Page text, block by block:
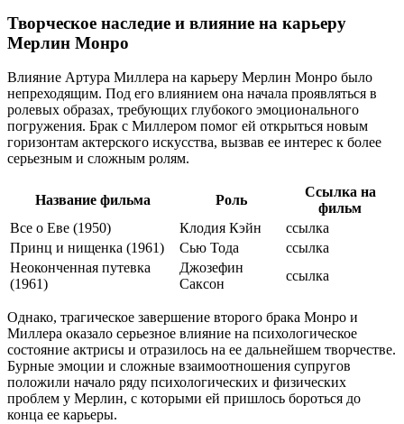
Творческое наследие и влияние на карьеру
Мерлин Монро
Влияние Артура Миллера на карьеру Мерлин Монро было
непреходящим. Под его влиянием она начала проявляться в
ролевых образах, требующих глубокого эмоционального
погружения. Брак с Миллером помог ей открыться новым
горизонтам актерского искусства, вызвав ее интерес к более
серьезным и сложным ролям.
Название фильма Роль
Ссылка на
фильм
Все о Еве (1950)
Клодия Кэйн
ссылка
Принц и нищенка (1961)
Сью Тода
ссылка
Неоконченная путевка
(1961)
Джозефин
Саксон
ссылка
Однако, трагическое завершение второго брака Монро и
Миллера оказало серьезное влияние на психологическое
состояние актрисы и отразилось на ее дальнейшем творчестве.
Бурные эмоции и сложные взаимоотношения супругов
положили начало ряду психологических и физических
проблем у Мерлин, с которыми ей пришлось бороться до
конца ее карьеры.